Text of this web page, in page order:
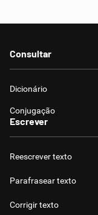
Consultar
Dicionário
Conjugação
Escrever
Reescrever texto
Parafrasear texto
Corrigir texto